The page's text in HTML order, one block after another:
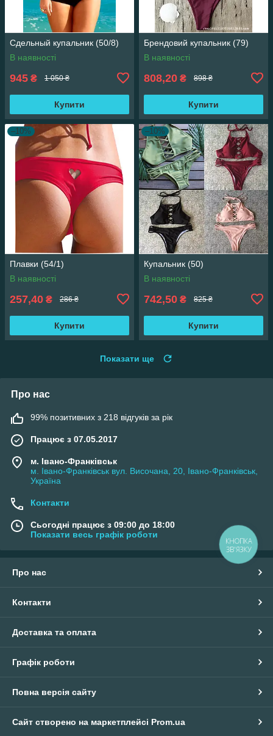
Сдельный купальник (50/8)
В наявності
945 ₴ 1 050 ₴
Купити
Брендовий купальник (79)
В наявності
808,20 ₴ 898 ₴
Купити
–10%
Плавки (54/1)
В наявності
257,40 ₴ 286 ₴
Купити
–10%
Купальник (50)
В наявності
742,50 ₴ 825 ₴
Купити
Показати ще
Про нас
99% позитивних з 218 відгуків за рік
Працює з 07.05.2017
м. Івано-Франківськ
м. Івано-Франківськ вул. Височана, 20, Івано-Франківськ,
Україна
Контакти
Сьогодні працює з 09:00 до 18:00
Показати весь графік роботи
Про нас
Контакти
Доставка та оплата
Графік роботи
Повна версія сайту
Сайт створено на маркетплейсі Prom.ua